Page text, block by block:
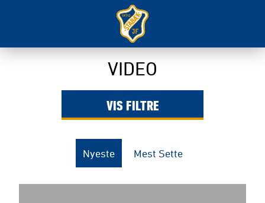
VIDEO
Nyeste Mest Sette
VISFILTRE